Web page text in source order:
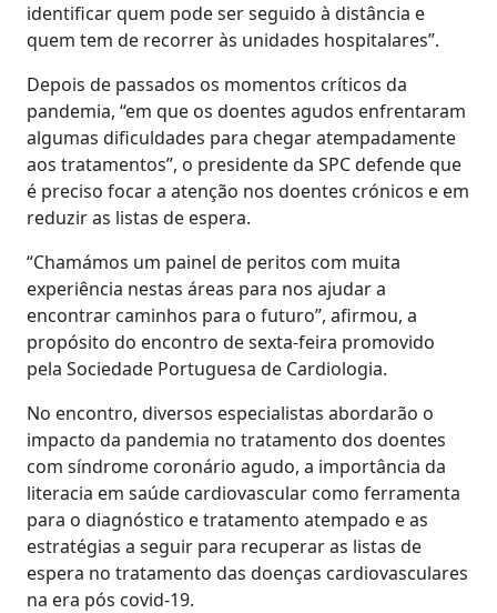
identificar quem pode ser seguido à distância e
quem tem de recorrer às unidades hospitalares”.
Depois de passados os momentos críticos da
pandemia, “em que os doentes agudos enfrentaram
algumas dificuldades para chegar atempadamente
aos tratamentos”, o presidente da SPC defende que
é preciso focar a atenção nos doentes crónicos e em
reduzir as listas de espera.
“Chamámos um painel de peritos com muita
experiência nestas áreas para nos ajudar a
encontrar caminhos para o futuro”, afirmou, a
propósito do encontro de sexta-feira promovido
pela Sociedade Portuguesa de Cardiologia.
No encontro, diversos especialistas abordarão o
impacto da pandemia no tratamento dos doentes
com síndrome coronário agudo, a importância da
literacia em saúde cardiovascular como ferramenta
para o diagnóstico e tratamento atempado e as
estratégias a seguir para recuperar as listas de
espera no tratamento das doenças cardiovasculares
na era pós covid-19.